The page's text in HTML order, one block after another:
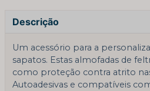
Descrição
Um acessório para a
sapatos. Estas almofadas de
como proteção contra atrito
Autoadesivas e compatíveis